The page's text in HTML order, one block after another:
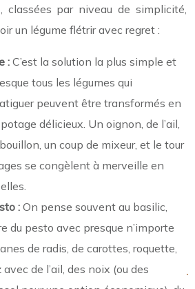
classées par niveau de simplicité,
un légume flétrir avec regret :
: C’est la solution la plus simple et
tous les légumes qui
peuvent être transformés en
délicieux. Un oignon, de l’ail,
un coup de mixeur, et le tour
se congèlent à merveille en
: On pense souvent au basilic,
du pesto avec presque n’importe
de radis, de carottes, roquette,
de l’ail, des noix (ou des